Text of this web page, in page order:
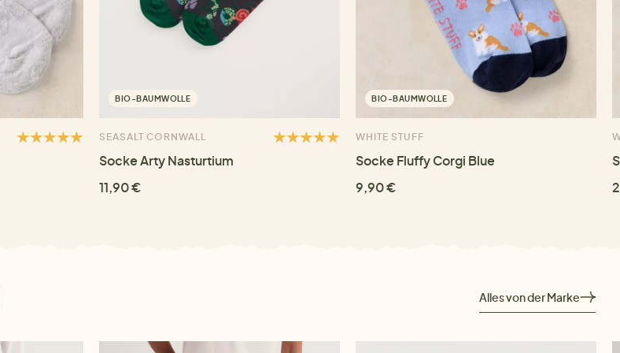
BIO-BAUMWOLLE
SEASALT CORNWALL
Socke Arty Nasturtium
11,90 €
BIO-BAUMWOLLE
WHITE STUFF
Socke Fluffy Corgi Blue
9,90 €
Alles von der Marke